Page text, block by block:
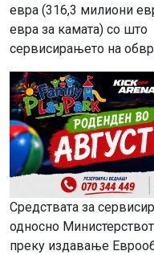
евра (316,3 милиони
евра за камата) со
сервисирањето на
Средствата за
односно
преку издавање